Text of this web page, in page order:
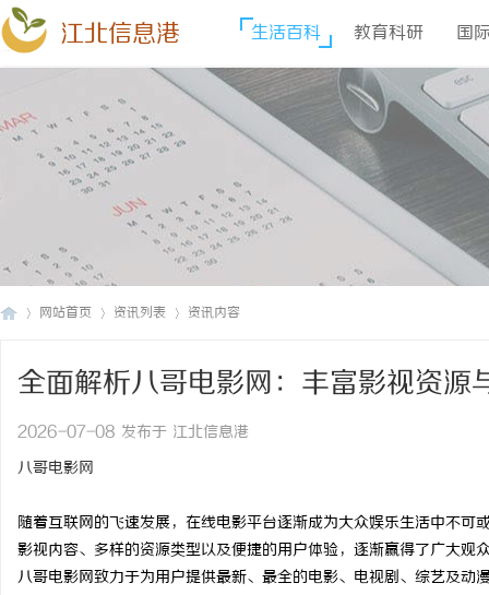
江北信息港 生活百科 教育科研 国
网站首页 资讯列表 资讯内容
全面解析八哥电影网：丰富影视资源
2026-07-08 发布于 江北信息港
八哥电影网
随着互联网的飞速发展，在线电影平台逐渐成为大众娱乐生活中不可
影视内容、多样的资源类型以及便捷的用户体验，逐渐赢得了广大观
八哥电影网致力于为用户提供最新、最全的电影、电视剧、综艺及